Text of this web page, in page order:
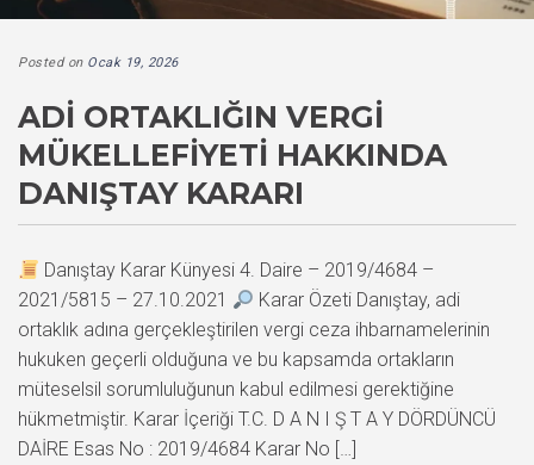
Posted on Ocak 19, 2026
ADI ORTAKLIĞIN VERGI
MÜKELLEFIYETI HAKKINDA
DANIŞTAY KARARI
Danıştay Karar Künyesi 4. Daire – 2019/4684 –
2021/5815 – 27.10.2021
Karar Özeti Danıştay, adi
ortaklık adına gerçekleştirilen vergi ceza ihbarnamelerinin
hukuken geçerli olduğuna ve bu kapsamda ortakların
müteselsil sorumluluğunun kabul edilmesi gerektiğine
hükmetmiştir. Karar İçeriği T.C. D A N I Ş T A Y DÖRDÜNCÜ
DAİRE Esas No : 2019/4684 Karar No […]